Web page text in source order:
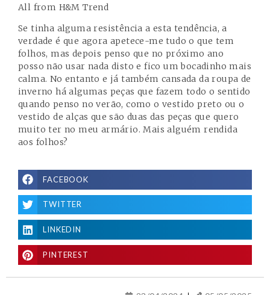
All from H&M Trend
Se tinha alguma resistência a esta tendência, a
verdade é que agora apetece-me tudo o que tem
folhos, mas depois penso que no próximo ano
posso não usar nada disto e fico um bocadinho mais
calma. No entanto e já também cansada da roupa de
inverno há algumas peças que fazem todo o sentido
quando penso no verão, como o vestido preto ou o
vestido de alças que são duas das peças que quero
muito ter no meu armário. Mais alguém rendida
aos folhos?
FACEBOOK
TWITTER
LINKEDIN
PINTEREST